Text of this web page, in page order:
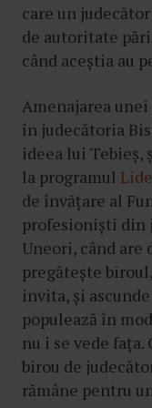
care un
de autoritate
când aceștia au
Amenajarea
în judecătoria
ideea lui
la programul
de învățare al
profesioniști din
Uneori, când are
pregătește
invita, și
populează în
nu i se vede fața.
birou de
rămâne pentru